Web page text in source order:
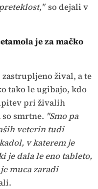
so dejali v
je za mačko
žival, a te
tako le ugibajo, kdo
pri živalih
smrtne. "Smo pa
veterin tudi
v katerem je
je dala le eno tableto,
muca zaradi